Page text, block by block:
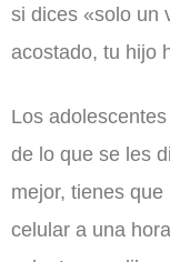
si dices «solo un
acostado, tu hijo
Los
de lo que se les
mejor, tienes
celular a una